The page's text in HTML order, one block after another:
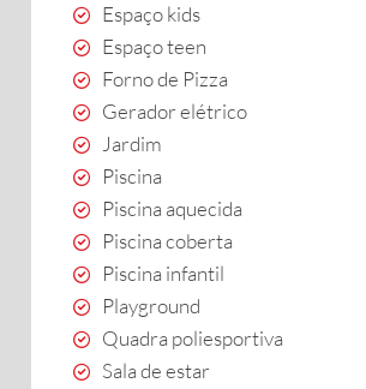
Espaço kids
Espaço teen
Forno de Pizza
Gerador elétrico
Jardim
Piscina
Piscina aquecida
Piscina coberta
Piscina infantil
Playground
Quadra poliesportiva
Sala de estar